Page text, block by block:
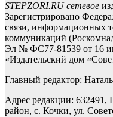
STEPZORI.RU сетевое
Зарегистрировано
связи, информационных
коммуникаций
Эл № ФС77-81539 от 16
«Издательский дом
Главный редактор:
Адрес редакции: 632491,
район, с. Кочки, ул.